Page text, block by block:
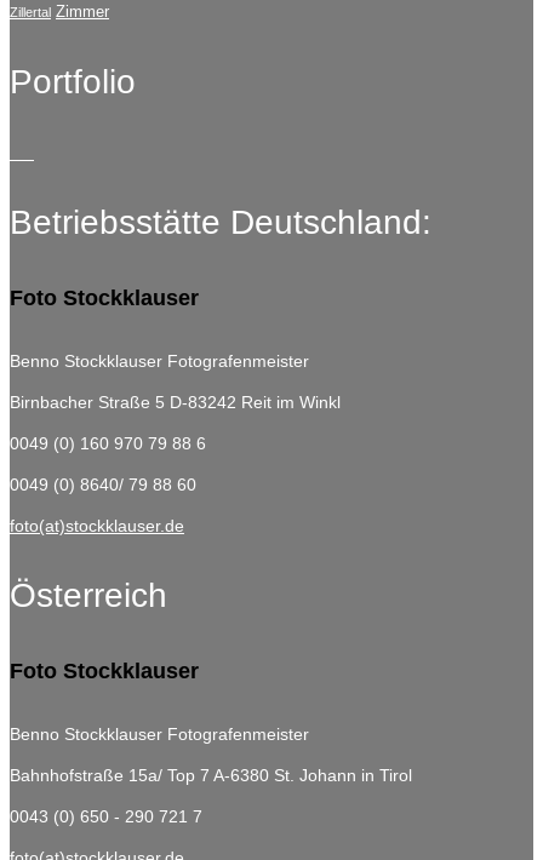
Zillertal Zimmer
Portfolio
Betriebsstätte Deutschland:
Foto Stockklauser
Benno Stockklauser Fotografenmeister
Birnbacher Straße 5 D-83242 Reit im Winkl
0049 (0) 160 970 79 88 6
0049 (0) 8640/ 79 88 60
foto(at)stockklauser.de
Österreich
Foto Stockklauser
Benno Stockklauser Fotografenmeister
Bahnhofstraße 15a/ Top 7 A-6380 St. Johann in Tirol
0043 (0) 650 - 290 721 7